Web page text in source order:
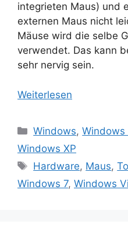
integrieten Maus) und
externen Maus nicht
Mäuse wird die selbe
verwendet. Das kann
sehr nervig sein.
Weiterlesen
Kategorien
Windows,Windows
Windows XP
Schlagwörter
Hardware, Maus,
Windows 7, Windows